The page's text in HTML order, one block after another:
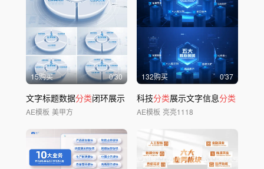
15购买 0'30
文字标题数据分类闭环展示
AE模板 美甲方
132购买 0'37
科技分类展示文字信息分类
AE模板 亮亮1118